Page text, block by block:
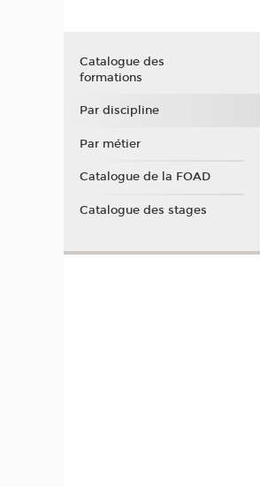
Catalogue des
formations
Par discipline
Par métier
Catalogue de la FOAD
Catalogue des stages